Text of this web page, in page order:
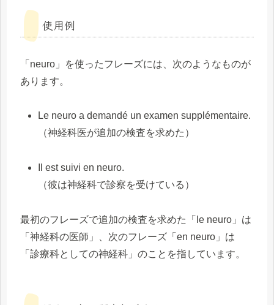
使用例
「neuro」を使ったフレーズには、次のようなものが
あります。
Le neuro a demandé un examen supplémentaire.
（神経科医が追加の検査を求めた）
Il est suivi en neuro.
（彼は神経科で診察を受けている）
最初のフレーズで追加の検査を求めた「le neuro」は
「神経科の医師」、次のフレーズ「en neuro」は
「診療科としての神経科」のことを指しています。